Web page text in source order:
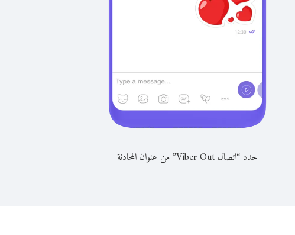
حدد “اتصال Viber Out” من عنوان المحادثة